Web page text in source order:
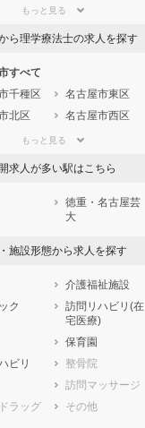
埼玉県
福井県
愛知県
三重県
京都府
大阪府
奈良県
愛媛県
高知県
大分県
宮崎県
もっと見る
ら理学療法士の求人を探す
すべて
千種区
名古屋市東区
北区
名古屋市西区
中村区
名古屋市中区
港区
名古屋市南区
名古屋市緑区
名東区
名古屋市天白区
岡崎市
瀬戸市
もっと見る
求人が多い駅はこちら
徳重・名古屋芸
大
施設形態から求人を探す
介護福祉施設
ク
訪問リハビリ(在
宅医療)
保育園
ビリ
整骨院
訪問マッサージ
ラッグ
その他